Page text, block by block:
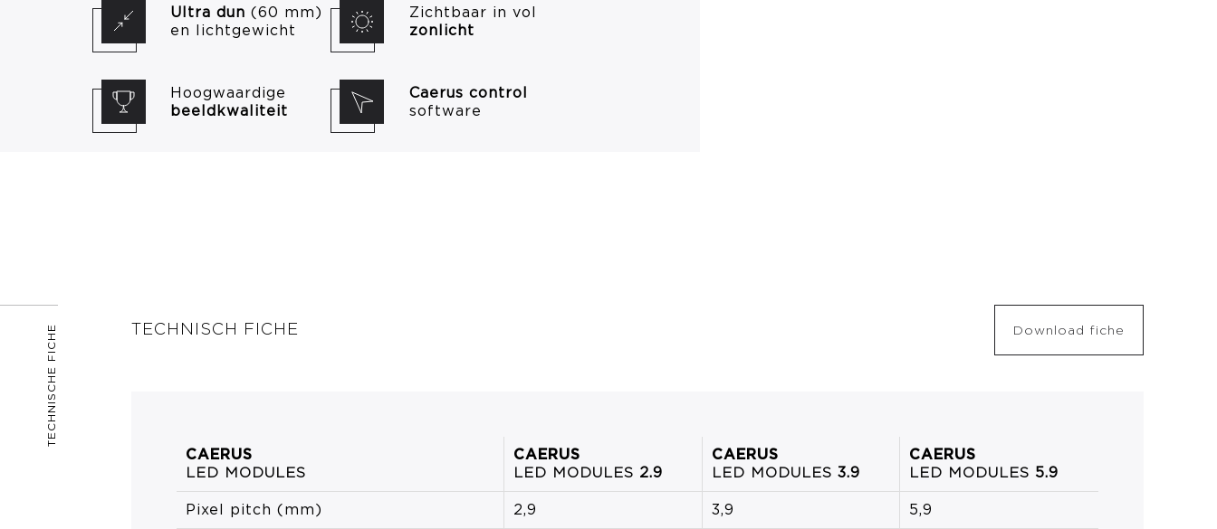
Ultra dun (60 mm)
en lichtgewicht
Zichtbaar in vol
zonlicht
Hoogwaardige
beeldkwaliteit
Caerus control
software
TECHNISCHE FICHE TECHNISCH FICHE Download fiche
CAERUS
LED MODULES
CAERUS
LED MODULES 2.9
CAERUS
LED MODULES 3.9
CAERUS
LED MODULES 5.9
Pixel pitch (mm) 2,9 3,9 5,9